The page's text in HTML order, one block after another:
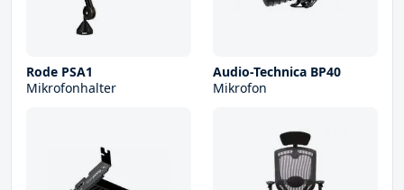
Rode PSA1
Mikrofonhalter
Audio-Technica BP40
Mikrofon